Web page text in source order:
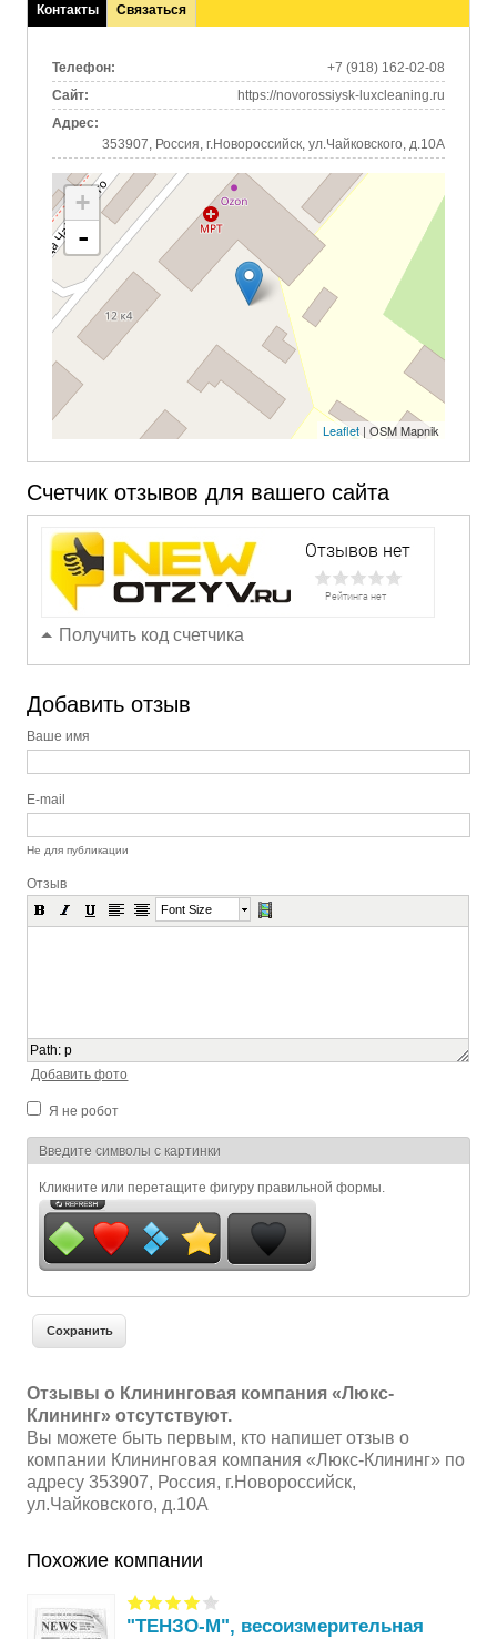
Контакты
(активная
Связаться
Телефон:
+7 (918) 162-02-08
Сайт:
https://novorossiysk-luxcleaning.ru
Адрес:
353907, Россия, г.Новороссийск, ул.Чайковского, д.10А
+
-
Leaflet| OSM Mapnik
Счетчик отзывов для вашего сайта
Получить код счетчика
Добавить отзыв
Ваше имя
E-mail
Не для публикации
Отзыв
Font Size
Path:p
Добавить фото
Я не робот
Я спамер
Введите символы с картинки
Кликните или перетащите фигуру правильной формы.
Отзывы о Клининговая компания «Люкс-
Клининг» отсутствуют.
Вы можете быть первым, кто напишет отзыв о
компании Клининговая компания «Люкс-Клининг» по
адресу 353907, Россия, г.Новороссийск,
ул.Чайковского, д.10А
Похожие компании
"ТЕНЗО-М", весоизмерительная